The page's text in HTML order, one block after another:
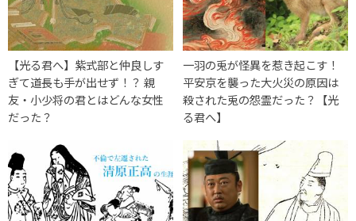
【光る君へ】紫式部と仲良しす
ぎて道長も手が出せず！？ 親
友・小少将の君とはどんな女性
だった？
一羽の兎が怪異を惹き起こす！
平安京を襲った大火災の原因は
殺された兎の怨霊だった？【光
る君へ】